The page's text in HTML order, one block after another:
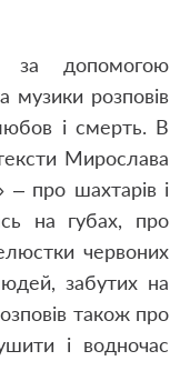
за допомогою
музики розповів
і смерть. В
Мирослава
про шахтарів і
на губах, про
червоних
забутих на
також про
і водночас